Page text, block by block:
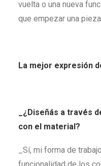
vuelta o una nueva
que empezar una
La mejor expresión
_¿Diseñás a través
con el material?
_Sí, mi forma de